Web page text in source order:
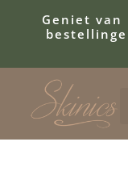
Geniet van